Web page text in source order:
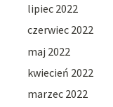
lipiec 2022
czerwiec 2022
maj 2022
kwiecień 2022
marzec 2022